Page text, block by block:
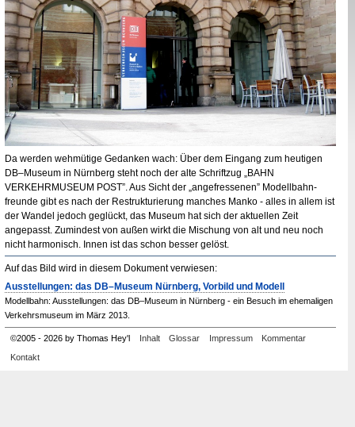
Da werden wehmütige Gedanken wach: Über dem Eingang zum heutigen
DB–Museum in Nürnberg steht noch der alte Schriftzug „ BAHN
VERKEHRMUSEUM POST”. Aus Sicht der „angefressenen” Modellbahn­
freunde gibt es nach der Restrukturierung manches Manko - alles in allem ist
der Wandel jedoch geglückt, das Museum hat sich der aktuellen Zeit
angepasst. Zumindest von außen wirkt die Mischung von alt und neu noch
nicht harmonisch. Innen ist das schon besser gelöst.
Auf das Bild wird in diesem Dokument verwiesen:
Ausstellungen: das DB–Museum Nürnberg, Vorbild und Modell
Modellbahn: Ausstellungen: das DB–Museum in Nürnberg - ein Besuch im ehemaligen
Verkehrsmuseum im März 2013.
©2005- 2026 by Thomas Hey'l Inhalt Glossar Impressum
Kommentar
Kontakt